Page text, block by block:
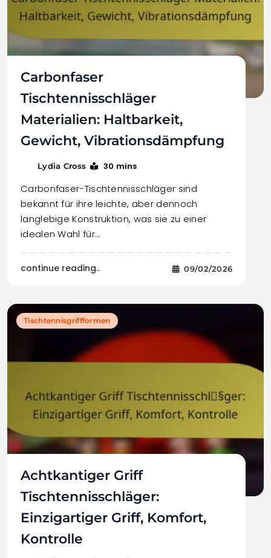
Carbonfaser
Tischtennisschläger
Materialien: Haltbarkeit,
Gewicht, Vibrationsdämpfung
Lydia Cross 30 mins
Carbonfaser-Tischtennisschläger sind
bekannt für ihre leichte, aber dennoch
langlebige Konstruktion, was sie zu einer
idealen Wahl für…
continue reading.. 09/02/2026
Tischtennisgriffformen
Achtkantiger Griff
Tischtennisschläger:
Einzigartiger Griff, Komfort,
Kontrolle